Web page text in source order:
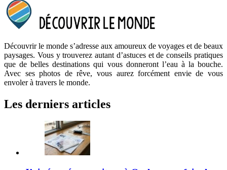
Découvrir le monde s’adresse aux amoureux de voyages et de beaux
paysages. Vous y trouverez autant d’astuces et de conseils pratiques
que de belles destinations qui vous donneront l’eau à la bouche.
Avec ses photos de rêve, vous aurez forcément envie de vous
envoler à travers le monde.
Les derniers articles